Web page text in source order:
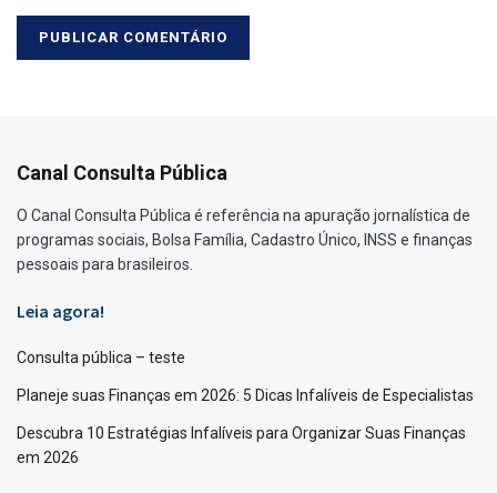
Canal Consulta Pública
O Canal Consulta Pública é referência na apuração jornalística de
programas sociais, Bolsa Família, Cadastro Único, INSS e finanças
pessoais para brasileiros.
Leia agora!
Consulta pública – teste
Planeje suas Finanças em 2026: 5 Dicas Infalíveis de Especialistas
Descubra 10 Estratégias Infalíveis para Organizar Suas Finanças
em 2026